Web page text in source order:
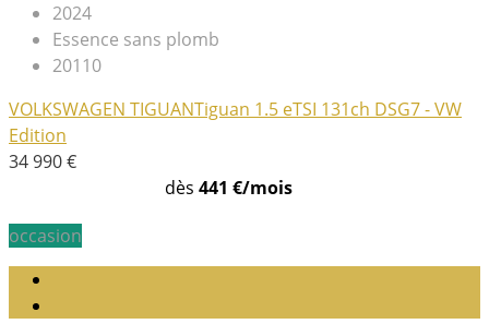
2024
Essence sans plomb
20110
VOLKSWAGEN TIGUANTiguan 1.5 eTSI 131ch DSG7 - VW
Edition
34 990 €
dès 441 €/mois
occasion